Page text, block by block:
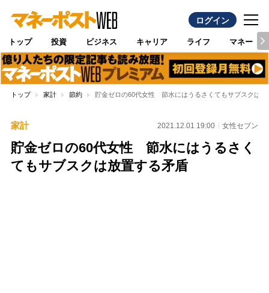
ログイン
トップ 投資 ビジネス キャリア ライフ マネー
トップ 家計 節約 貯金ゼロの60代女性 節水にはうるさくてもサブスクは放
家計 2021.12.01 19:00 女性セブン
貯金ゼロの60代女性 節水にはうるさく
てもサブスクは放置する矛盾